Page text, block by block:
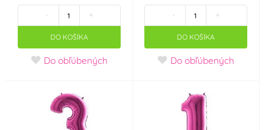
- +
DO KOŠÍKA
Do obľúbených
- +
DO KOŠÍKA
Do obľúbených